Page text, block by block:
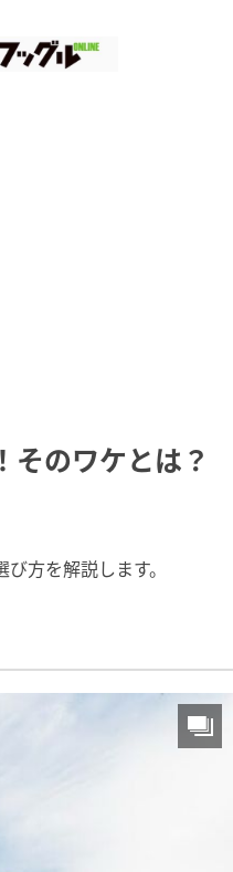
そのワケとは？
方を解説します。